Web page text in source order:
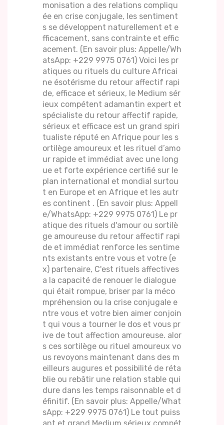
monisation a des relations compliqu
ée en crise conjugale, les sentiment
s se développent naturellement et e
fficacement, sans contrainte et effic
acement. (En savoir plus: Appelle/Wh
atsApp: +229 9975 0761) Voici les pr
atiques ou rituels du culture Africai
ne ésotérisme du retour affectif rapi
de, efficace et sérieux, le Medium sér
ieux compétent adamantin expert et
spécialiste du retour affectif rapide,
sérieux et efficace est un grand spiri
tualiste réputé en Afrique pour les s
ortilège amoureux et les rituel d’amo
ur rapide et immédiat avec une long
ue et forte expérience certifié sur le
plan international et mondial surtou
t en Europe et en Afrique et les autr
es continent . (En savoir plus: Appell
e/WhatsApp: +229 9975 0761) Le pr
atique des rituels d'amour ou sortilè
ge amoureuse du retour affectif rapi
de et immédiat renforce les sentime
nts existants entre vous et votre (e
x) partenaire, C'est rituels affectives
a la capacité de renouer le dialogue
qui était rompue, briser par la méco
mpréhension ou la crise conjugale e
ntre vous et votre bien aimer conjoin
t qui vous a tourner le dos et vous pr
ive de tout affection amoureuse. alor
s ces sortilège ou rituel amoureux vo
us revoyons maintenant dans des m
eilleurs augures et possibilité de réta
blie ou rebâtir une relation stable qui
dure dans les temps raisonnable et d
éfinitif. (En savoir plus: Appelle/What
sApp: +229 9975 0761) Le tout puiss